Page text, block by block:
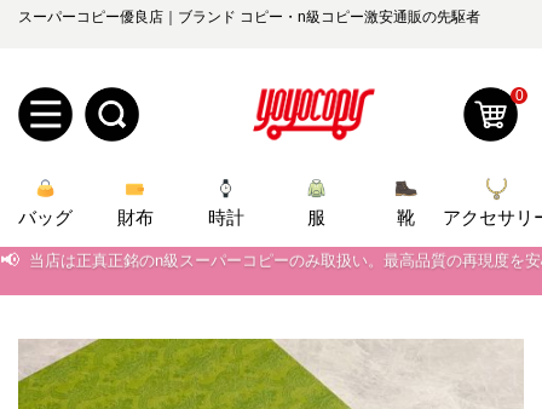
スーパーコピー優良店｜ブランド コピー・n級コピー激安通販の先駆者
規
ユ
ザ
ロ
グ
ン
0
バッグ 財布 時計 服 靴 アクセサリ
📢 当店は正真正銘のn級スーパーコピーのみ取扱い。最高品質の再現度を
2026春の新作続々更新中！期間中のご注文でお得な割引をご利用いただ
📢 当店は正真正銘のn級スーパーコピーのみ取扱い。最高品質の再現度を